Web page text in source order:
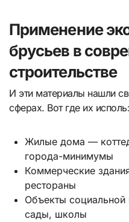
Применение
брусьев в
строительстве
И эти материалы нашли
сферах. Вот где их
Жилые дома —
города-минимумы
Коммерческие
рестораны
Объекты
сады, школы